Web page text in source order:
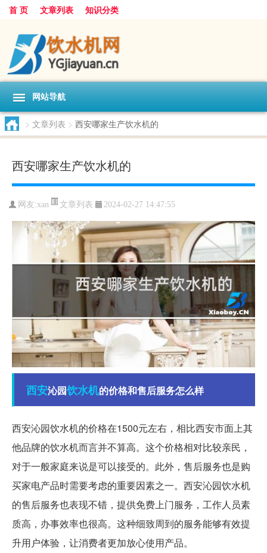
首 页 文章列表 知识分类
网站导航
> 文章列表 > 西安哪家生产饮水机的
西安哪家生产饮水机的
网友:xan 文章列表 2024-02-27 14:47:55
西安沁园饮水机的价格和售后服务怎么样
西安沁园饮水机的价格在1500元左右，相比西安市面上其
他品牌的饮水机而言并不算高。这个价格相对比较亲民，
对于一般家庭来说是可以接受的。此外，售后服务也是购
买家电产品时需要考虑的重要因素之一。西安沁园饮水机
的售后服务也表现不错，提供免费上门服务，工作人员素
质高，办事效率也很高。这种细致周到的服务能够有效提
升用户体验，让消费者更加放心使用产品。